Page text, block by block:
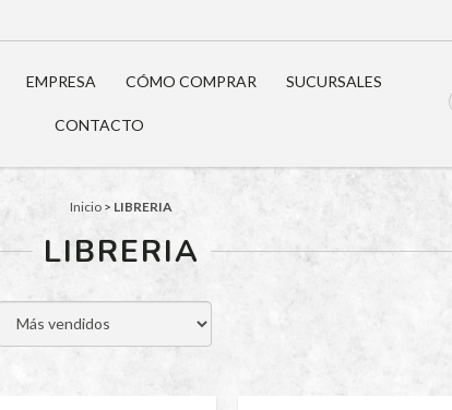
EMPRESA CÓMO COMPRAR SUCURSALES
CONTACTO
Inicio > LIBRERIA
LIBRERIA